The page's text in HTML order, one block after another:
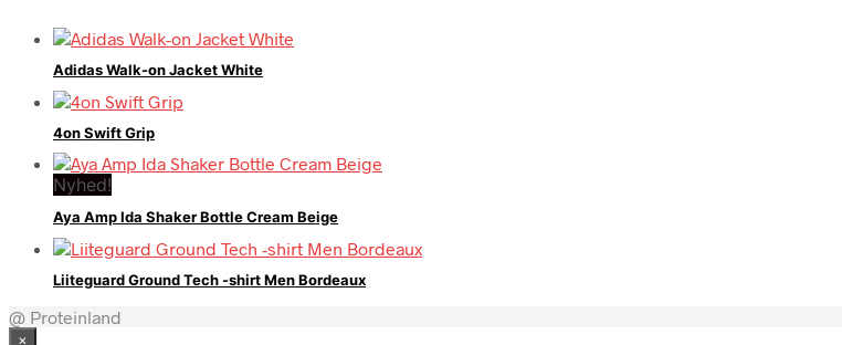
Adidas Walk-on Jacket White
4on Swift Grip
Nyhed!
Aya Amp Ida Shaker Bottle Cream Beige
Liiteguard Ground Tech -shirt Men Bordeaux
@ Proteinland
×